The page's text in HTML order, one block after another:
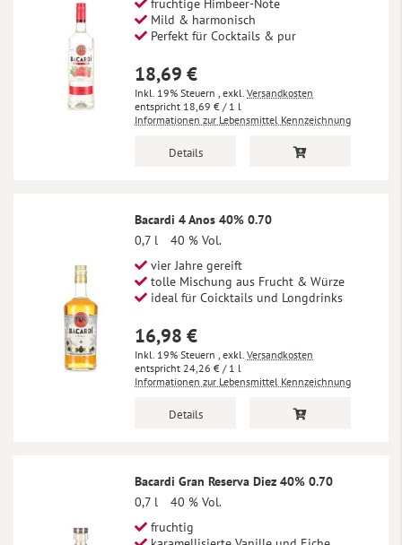
fruchtige Himbeer-Note
Mild & harmonisch
Perfekt für Cocktails & pur
18,69 €
Inkl. 19% Steuern , exkl. Versandkosten
18,69 € / 1 l
Informationen zur Lebensmittel Kennzeichnung
Details
Bacardi 4 Anos 40% 0.70
0,7 l
40 % Vol.
vier Jahre gereift
tolle Mischung aus Frucht & Würze
ideal für Coicktails und Longdrinks
16,98 €
Inkl. 19% Steuern , exkl. Versandkosten
24,26 € / 1 l
Informationen zur Lebensmittel Kennzeichnung
Details
Bacardi Gran Reserva Diez 40% 0.70
0,7 l
40 % Vol.
fruchtig